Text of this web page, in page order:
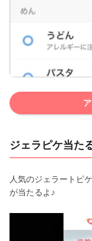
ジェラピケ当た
人気のジェラートピ
が当たるよ♪